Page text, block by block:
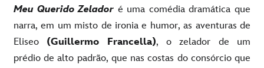
Meu Querido Zelador é uma comédia dramática que
narra, em um misto de ironia e humor, as aventuras de
Eliseo (Guillermo Francella), o zelador de um
prédio de alto padrão, que nas costas do consórcio que